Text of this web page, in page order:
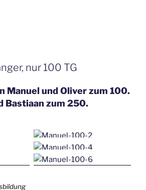
nur 100 TG
Manuel und Oliver zum 100.
Bastiaan zum 250.